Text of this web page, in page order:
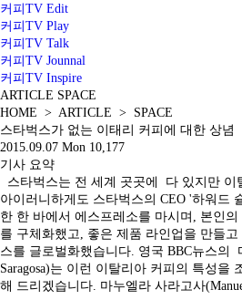
커피TV Edit
커피TV Play
커피TV Talk
커피TV Jounnal
커피TV Inspire
ARTICLE SPACE
HOME > ARTICLE > SPACE
스타벅스가 없는 이태리 커피에 대한 상념
2015.09.07 Mon 10,177
기사 요약
스타벅스는 전 세계 곳곳에 다 있지만 이
아이러니하게도 스타벅스의 CEO '하워드
한 한 바에서 에스프레소를 마시며, 본인
를 구체화했고, 좋은 제품 라인업을 만들
스를 글로벌화했습니다. 영국 BBC뉴스의
Saragosa)는 이런 이탈리아 커피의 특성을
해 드리겠습니다. 마누엘라 사라고사